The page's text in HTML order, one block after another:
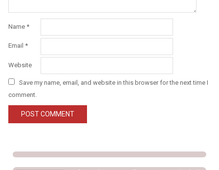
Name *
Email *
Website
Save my name, email, and website in this browser for the next time I
comment.